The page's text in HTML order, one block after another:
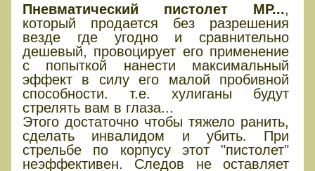
Пневматический пистолет МР...,
который продается без разрешения
везде где угодно и сравнительно
дешевый, провоцирует его применение
с попыткой нанести максимальный
эффект в силу его малой пробивной
способности. т.е. хулиганы будут
стрелять вам в глаза...
Этого достаточно чтобы тяжело ранить,
сделать инвалидом и убить. При
стрельбе по корпусу этот "пистолет"
неэффективен. Следов не оставляет